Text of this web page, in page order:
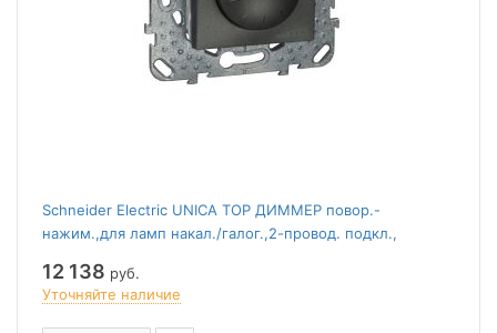
Schneider Electric UNICA TOP ДИММЕР повор.-
нажим.,для ламп накал./галог.,2-провод. подкл.,
12 138 руб.
Уточняйте наличие